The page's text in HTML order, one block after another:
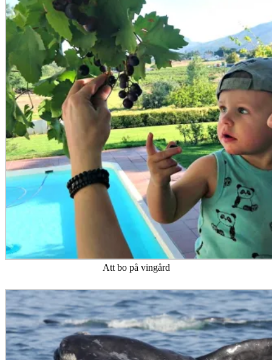
Att bo på vingård